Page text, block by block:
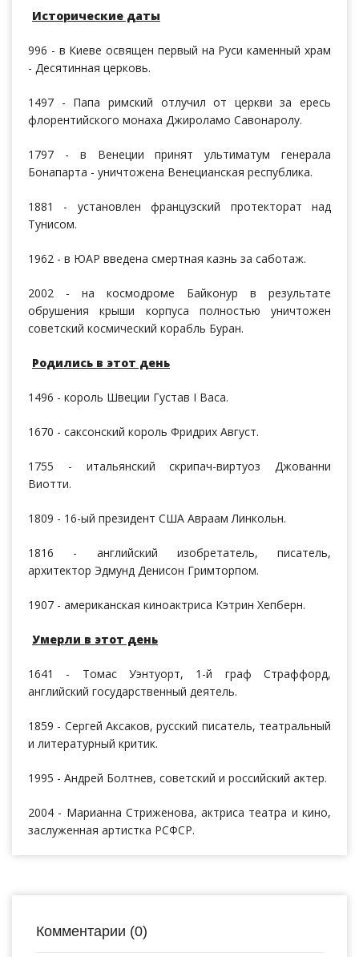
Исторические даты
996 - в Киеве освящен первый на Руси каменный храм
- Десятинная церковь.
1497 - Папа римский отлучил от церкви за ересь
флорентийского монаха Джироламо Савонаролу.
1797 - в Венеции принят ультиматум генерала
Бонапарта - уничтожена Венецианская республика.
1881 - установлен французский протекторат над
Тунисом.
1962 - в ЮАР введена смертная казнь за саботаж.
2002 - на космодроме Байконур в результате
обрушения крыши корпуса полностью уничтожен
советский космический корабль Буран.
Родились в этот день
1496 - король Швеции Густав I Васа.
1670 - саксонский король Фридрих Август.
1755 - итальянский скрипач-виртуоз Джованни
Виотти.
1809 - 16-ый президент США Авраам Линкольн.
1816 - английский изобретатель, писатель,
архитектор Эдмунд Денисон Гримторпом.
1907 - американская киноактриса Кэтрин Хепберн.
Умерли в этот день
1641 - Томас Уэнтуорт, 1-й граф Страффорд,
английский государственный деятель.
1859 - Сергей Аксаков, русский писатель, театральный
и литературный критик.
1995 - Андрей Болтнев, советский и российский актер.
2004 - Марианна Стриженова, актриса театра и кино,
заслуженная артистка РСФСР.
Комментарии (0)